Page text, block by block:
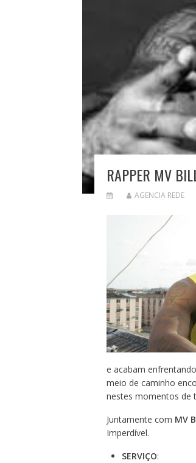
RAPPER MV
AGENCIA REDE
e acabam
meio de caminho
nestes momentos de
Juntamente com MV
Imperdível.
SERVIÇO: